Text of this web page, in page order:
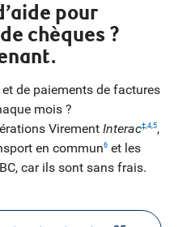
pour
chèques ?
de paiements de factures
mois ?
Virement Interac‡ 4 5,
en commun6et les
car ils sont sans frais.